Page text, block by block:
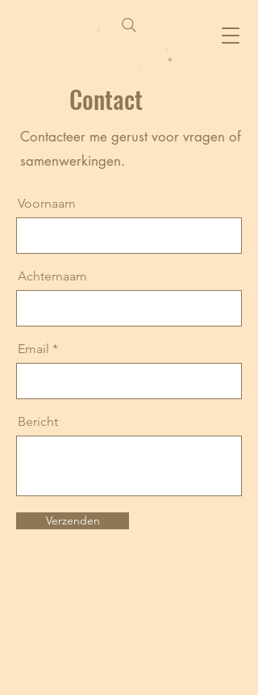
Contact
Contacteer me gerust voor vragen of
samenwerkingen.
Voornaam
Achternaam
Email
Bericht
Verzenden